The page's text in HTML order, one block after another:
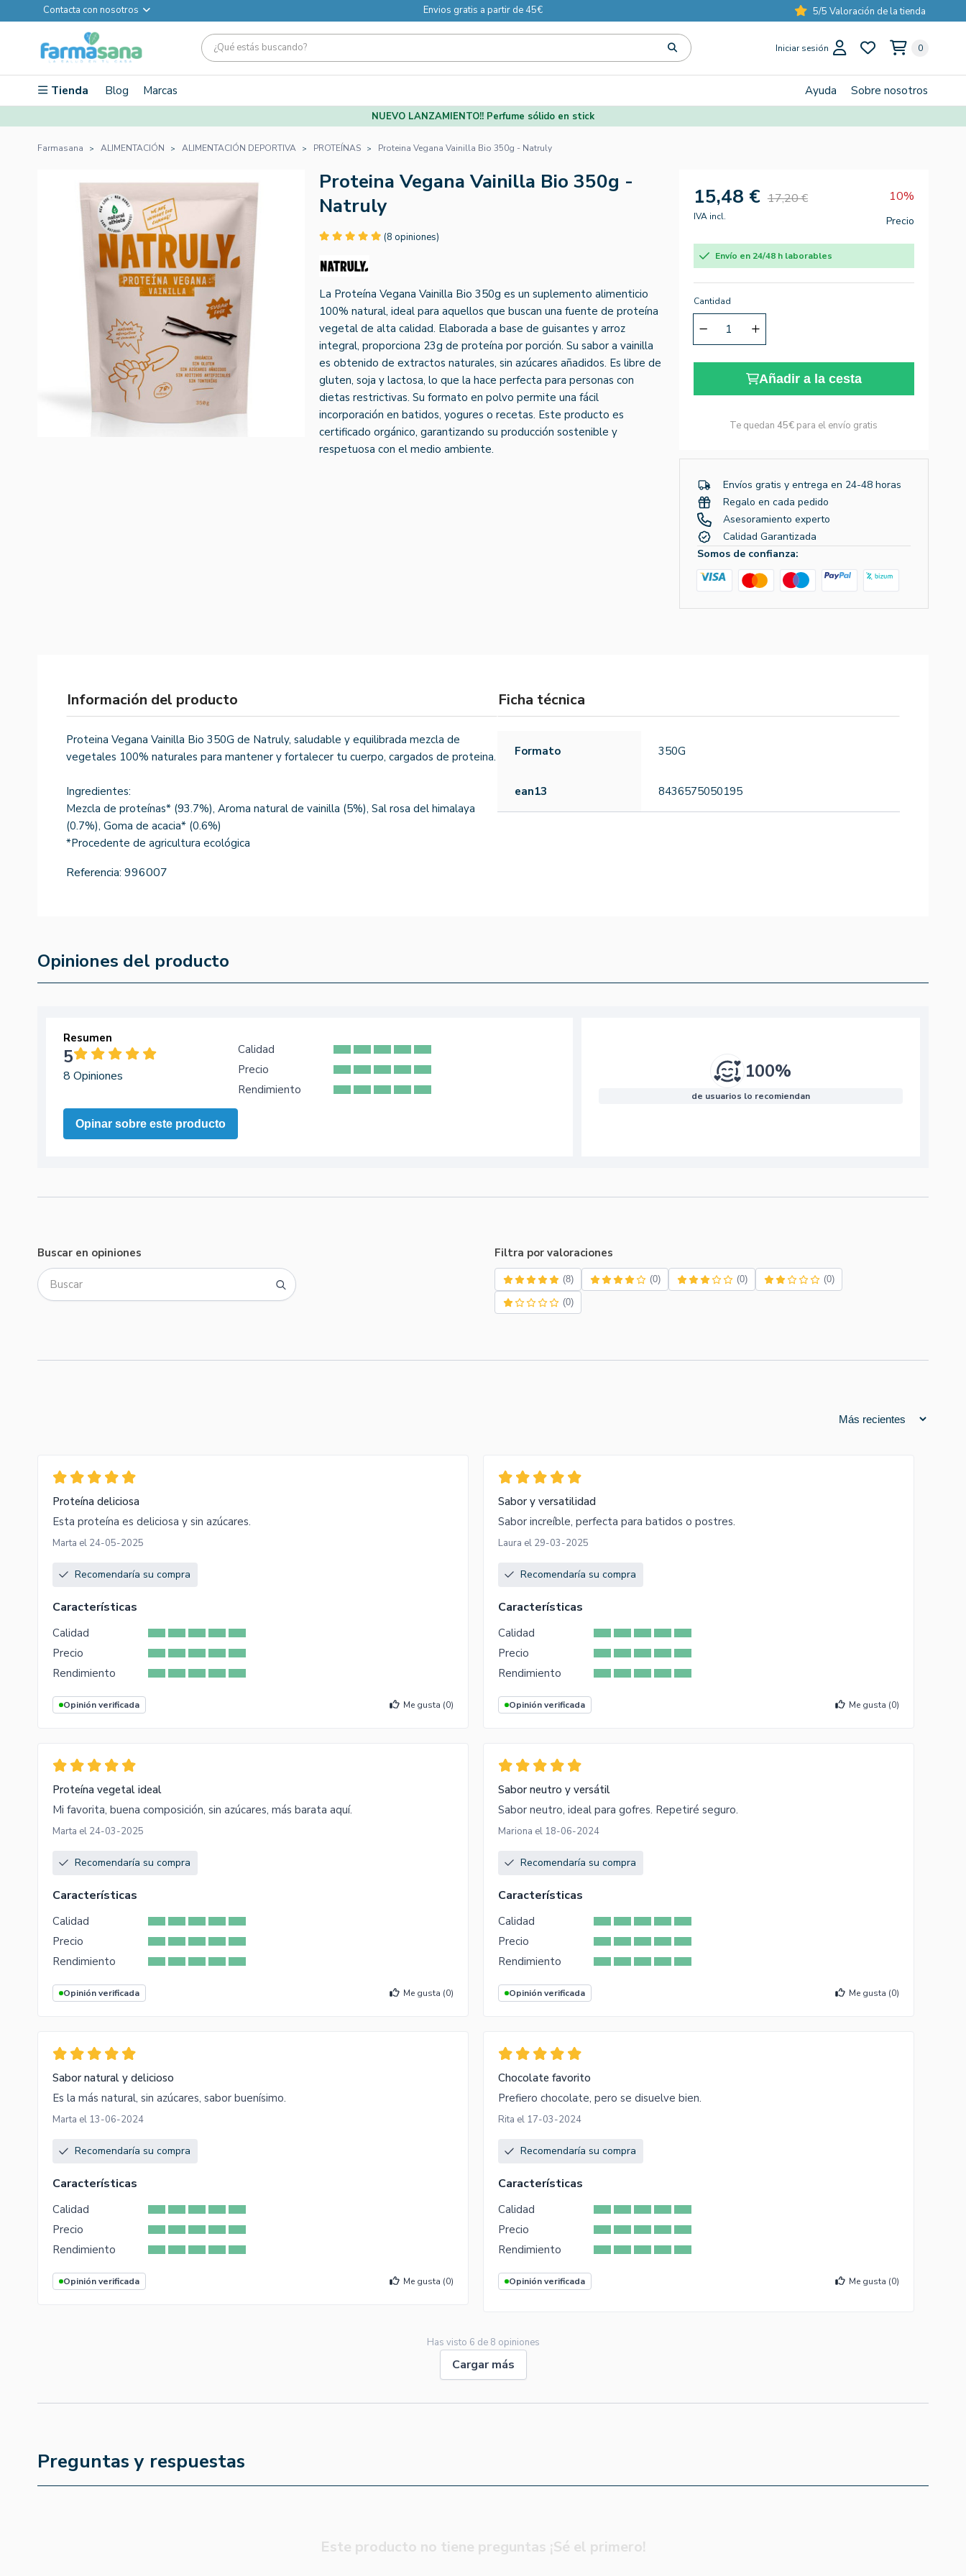
Contacta con nosotros Envios gratis a partir de 45€ 5/5 Valoración de la tienda
Iniciar sesión 0
Tienda Blog Marcas Ayuda Sobre nosotros
NUEVO LANZAMIENTO!! Perfume sólido en stick
Farmasana ALIMENTACIÓN ALIMENTACIÓN DEPORTIVA PROTEÍNAS Proteina Vegana Vainilla Bio 350g - Natruly
Proteina Vegana Vainilla Bio 350g -
Natruly
(8 opiniones)
La Proteína Vegana Vainilla Bio 350g es un suplemento alimenticio
100% natural, ideal para aquellos que buscan una fuente de proteína
vegetal de alta calidad. Elaborada a base de guisantes y arroz
integral, proporciona 23g de proteína por porción. Su sabor a vainilla
es obtenido de extractos naturales, sin azúcares añadidos. Es libre de
gluten, soja y lactosa, lo que la hace perfecta para personas con
dietas restrictivas. Su formato en polvo permite una fácil
incorporación en batidos, yogures o recetas. Este producto es
certificado orgánico, garantizando su producción sostenible y
respetuosa con el medio ambiente.
15,48 € 17,20 € 10%
IVA incl. Precio
Envío en 24/48 h laborables
Cantidad
Añadir a la cesta
Te quedan 45€ para el envío gratis
Envíos gratis y entrega en 24-48 horas
Regalo en cada pedido
Asesoramiento experto
Calidad Garantizada
Somos de confianza:
Información del producto
Proteina Vegana Vainilla Bio 350G de Natruly, saludable y equilibrada mezcla de
vegetales 100% naturales para mantener y fortalecer tu cuerpo, cargados de proteina.
Ingredientes:
Mezcla de proteínas* (93.7%), Aroma natural de vainilla (5%), Sal rosa del himalaya
(0.7%), Goma de acacia* (0.6%)
*Procedente de agricultura ecológica
Referencia: 996007
Ficha técnica
Formato 350G
ean13 8436575050195
Opiniones del producto
Resumen
5
8 Opiniones
Opinar sobre este producto
Calidad
Precio
Rendimiento
100%
de usuarios lo recomiendan
Buscar en opiniones Filtra por valoraciones
(8) (0) (0) (0)
(0)
Proteína deliciosa
Esta proteína es deliciosa y sin azúcares.
Marta el 24-05-2025
Recomendaría su compra
Características
Calidad
Precio
Rendimiento
Opinión verificada Me gusta (0)
Sabor y versatilidad
Sabor increíble, perfecta para batidos o postres.
Laura el 29-03-2025
Recomendaría su compra
Características
Calidad
Precio
Rendimiento
Opinión verificada Me gusta (0)
Proteína vegetal ideal
Mi favorita, buena composición, sin azúcares, más barata aquí.
Marta el 24-03-2025
Recomendaría su compra
Características
Calidad
Precio
Rendimiento
Opinión verificada Me gusta (0)
Sabor neutro y versátil
Sabor neutro, ideal para gofres. Repetiré seguro.
Mariona el 18-06-2024
Recomendaría su compra
Características
Calidad
Precio
Rendimiento
Opinión verificada Me gusta (0)
Sabor natural y delicioso
Es la más natural, sin azúcares, sabor buenísimo.
Marta el 13-06-2024
Recomendaría su compra
Características
Calidad
Precio
Rendimiento
Opinión verificada Me gusta (0)
Chocolate favorito
Prefiero chocolate, pero se disuelve bien.
Rita el 17-03-2024
Recomendaría su compra
Características
Calidad
Precio
Rendimiento
Opinión verificada Me gusta (0)
Has visto 6 de 8 opiniones
Cargar más
Preguntas y respuestas
Este producto no tiene preguntas ¡Sé el primero!